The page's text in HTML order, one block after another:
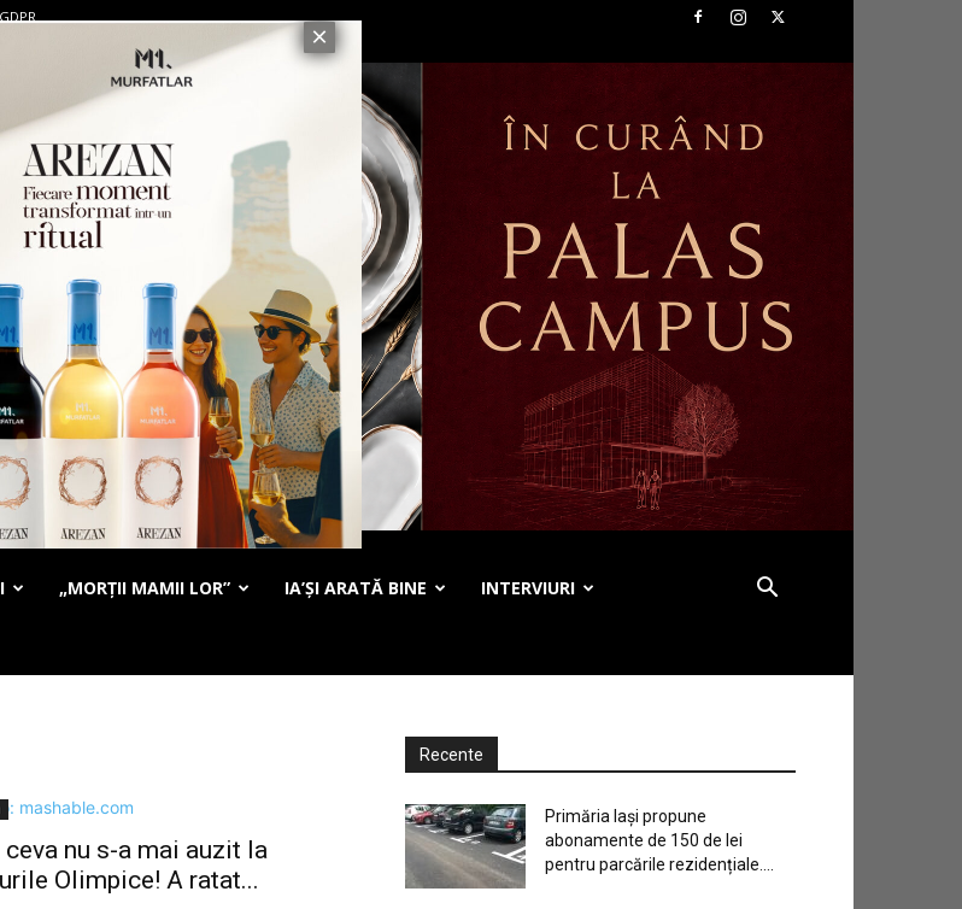
GDPR
„MORȚII MAMII LOR” IA’ȘI ARATĂ BINE INTERVIURI
ceva nu s-a mai auzit la
Olimpice! A ratat...
Recente
Primăria Iași propune
abonamente de 150 de lei
pentru parcările rezidențiale....